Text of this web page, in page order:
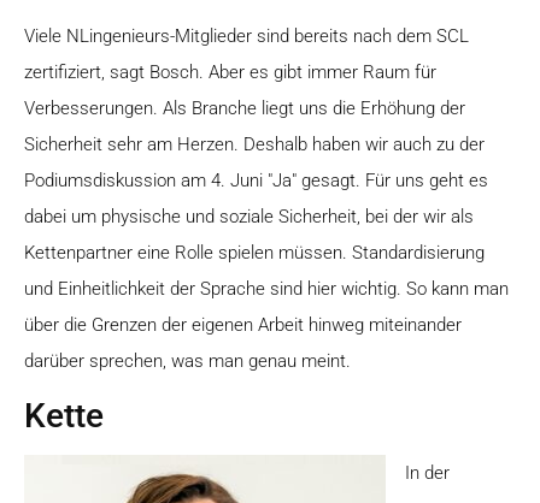
Viele NLingenieurs-Mitglieder sind bereits nach dem SCL
zertifiziert, sagt Bosch. Aber es gibt immer Raum für
Verbesserungen. Als Branche liegt uns die Erhöhung der
Sicherheit sehr am Herzen. Deshalb haben wir auch zu der
Podiumsdiskussion am 4. Juni "Ja" gesagt. Für uns geht es
dabei um physische und soziale Sicherheit, bei der wir als
Kettenpartner eine Rolle spielen müssen. Standardisierung
und Einheitlichkeit der Sprache sind hier wichtig. So kann man
über die Grenzen der eigenen Arbeit hinweg miteinander
darüber sprechen, was man genau meint.
Kette
In der